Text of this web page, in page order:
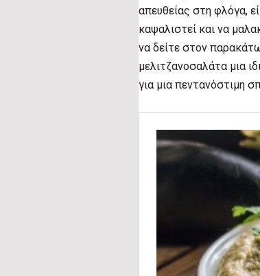
απευθείας στη φλόγα,
καψαλιστεί και να
να δείτε στον
μελιτζανοσαλάτα μια
για μια πεντανόστιμη